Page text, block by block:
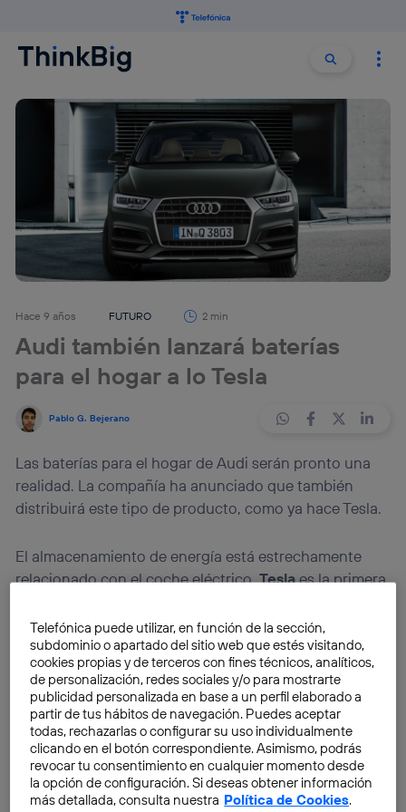
Buscar
Hace 9 años FUTURO 2 min
Audi también lanzará baterías
para el hogar a lo Tesla
Pablo G. Bejerano
Las baterías para el hogar de Audi serán pronto una
realidad. La compañía ha anunciado que también
distribuirá este tipo de producto, como ya hace Tesla.
El almacenamiento de energía está estrechamente
relacionado con el coche eléctrico.Teslaes la primera
ideas de Elon Musk respecto a la misión de sus
empresas en el futuro está muy clara. Se diría incluso
que todas ellas están conectadas y son dos pilares los
que sustentan esta conexión: energía y transporte.
Daimlerha sido otra de las pioneras en este
acercamiento entre los sectores del transporte y la
energía. El grupo alemán ha invertido al menos500
millones de euros en una fábrica de baterías. Se trata
Telefónica puede utilizar, en función de la sección,
subdominio o apartado del sitio web que estés visitando,
cookies propias y de terceros con fines técnicos, analíticos,
de personalización, redes sociales y/o para mostrarte
publicidad personalizada en base a un perfil elaborado a
partir de tus hábitos de navegación. Puedes aceptar
todas, rechazarlas o configurar su uso individualmente
clicando en el botón correspondiente. Asimismo, podrás
revocar tu consentimiento en cualquier momento desde
la opción de configuración. Si deseas obtener información
más detallada, consulta nuestra Política de Cookies.